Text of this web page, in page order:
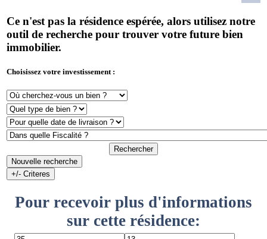
Ce n'est pas la résidence espérée, alors utilisez notre
outil de recherche pour trouver votre future bien
immobilier.
Choisissez votre investissement :
Rechercher
Nouvelle recherche
+/- Criteres
Pour recevoir plus d'informations
sur cette résidence: